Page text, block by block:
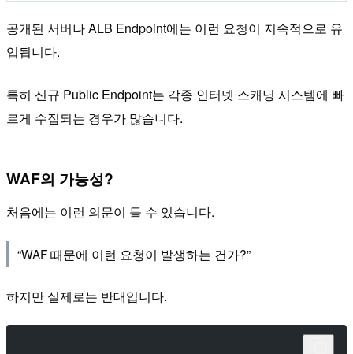
공개된 서버나 ALB Endpoint에는 이런 요청이 지속적으로 유
입됩니다.
특히 신규 Public Endpoint는 각종 인터넷 스캐닝 시스템에 빠
르게 수집되는 경우가 많습니다.
WAF의 가능성?
처음에는 이런 의문이 들 수 있습니다.
“WAF 때문에 이런 요청이 발생하는 건가?”
하지만 실제로는 반대입니다.